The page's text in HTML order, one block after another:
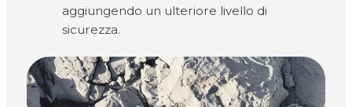
aggiungendo un ulteriore livello di
sicurezza.